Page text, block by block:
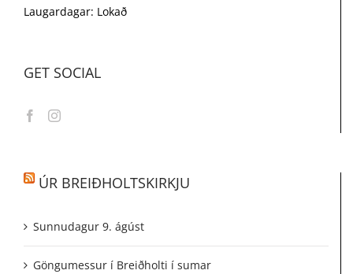
Laugardagar: Lokað
GET SOCIAL
ÚR BREIÐHOLTSKIRKJU
Sunnudagur 9. ágúst
Göngumessur í Breiðholti í sumar